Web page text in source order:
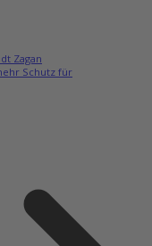
Zagan
Schutz für